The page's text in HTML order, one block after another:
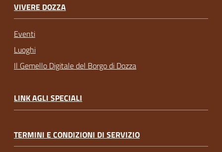
VIVERE DOZZA
Eventi
Luoghi
Il Gemello Digitale del Borgo di Dozza
LINK AGLI SPECIALI
TERMINI E CONDIZIONI DI SERVIZIO